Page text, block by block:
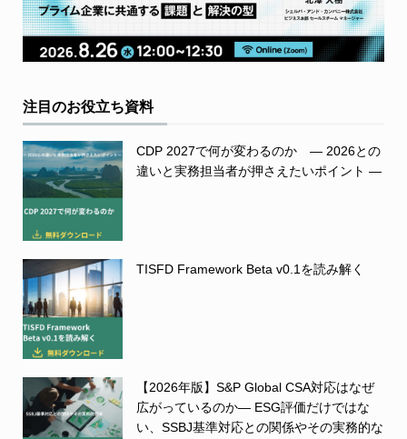
注目のお役立ち資料
CDP 2027で何が変わるのか ― 2026との
違いと実務担当者が押さえたいポイント ―
TISFD Framework Beta v0.1を読み解く
【2026年版】S&P Global CSA対応はなぜ
広がっているのか― ESG評価だけではな
い、SSBJ基準対応との関係やその実務的な